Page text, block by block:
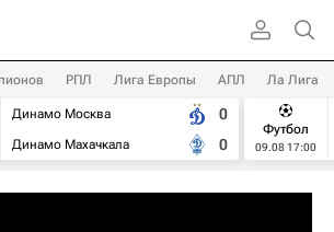
РПЛ Лига Европы АПЛ Ла Лига
Динамо Москва
Динамо Махачкала
0
0
Футбол
09.08 17:00